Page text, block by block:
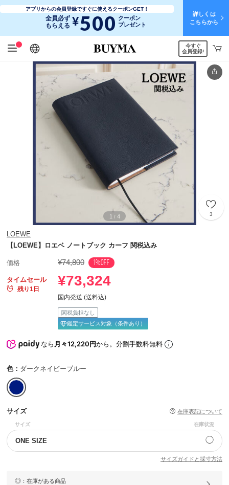
アプリからの会員登録ですぐに使えるクーポンGET！
全員必ず
もらえる ¥500 クーポン
プレゼント
詳しくは
こちらから
日本語
English
简体中文
繁體中文
今すぐ
会員登録!
1 / 4 3
LOEWE
【LOEWE】ロエベ ノートブック カーフ 関税込み
価格 ¥74,800 1%OFF
タイムセール
残り1日
¥73,324
国内発送 (送料込)
関税負担なし
鑑定サービス対象（条件あり）
なら月々12,220円から。分割手数料無料
色： ダークネイビーブルー
サイズ 在庫表記について
サイズ 在庫状況
ONE SIZE ◯
サイズガイドと採寸方法
◎ ：在庫がある商品